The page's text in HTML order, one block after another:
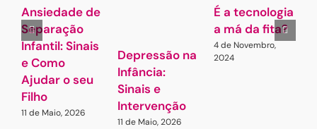
Ansiedade de
Separação
Infantil: Sinais
e Como
Ajudar o seu
Filho
11 de Maio, 2026
Depressão na
Infância:
Sinais e
Intervenção
11 de Maio, 2026
É a tecnologia
a má da fita?
4 de Novembro,
2024